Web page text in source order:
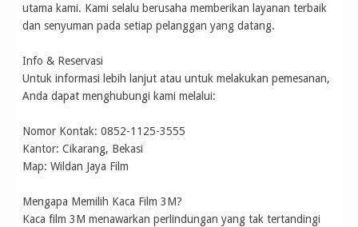
utama kami. Kami selalu berusaha memberikan layanan terbaik
dan senyuman pada setiap pelanggan yang datang.
Info & Reservasi
Untuk informasi lebih lanjut atau untuk melakukan pemesanan,
Anda dapat menghubungi kami melalui:
Nomor Kontak: 0852-1125-3555
Kantor: Cikarang, Bekasi
Map: Wildan Jaya Film
Mengapa Memilih Kaca Film 3M?
Kaca film 3M menawarkan perlindungan yang tak tertandingi